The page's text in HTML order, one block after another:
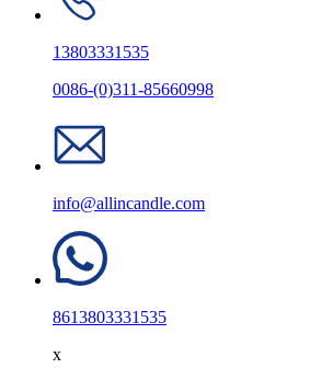
13803331535
0086-(0)311-85660998
info@allincandle.com
8613803331535
x